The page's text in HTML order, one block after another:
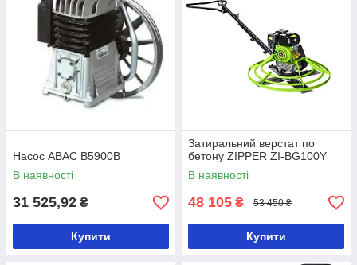
Насос ABAC B5900B
В наявності
31 525,92 ₴
Купити
Затиральний верстат по
бетону ZIPPER ZI-BG100Y
В наявності
48 105 ₴ 53 450 ₴
Купити